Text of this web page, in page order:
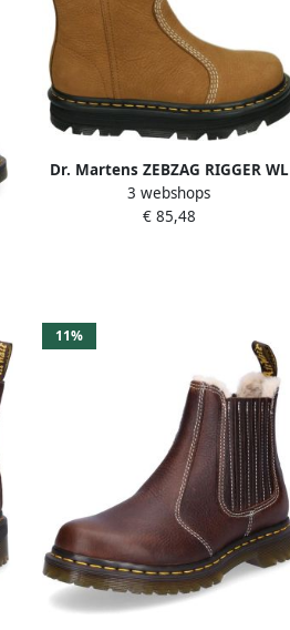
Dr. Martens ZEBZAG RIGGER WL
RIGGER BOOT
SnowbootsGevoerde
3 webshops
€ 85,48
11%